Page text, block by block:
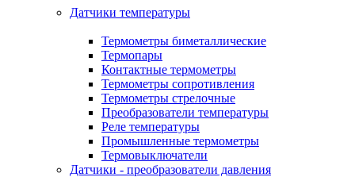
Датчики температуры
Термометры биметаллические
Термопары
Контактные термометры
Термометры сопротивления
Термометры стрелочные
Преобразователи температуры
Реле температуры
Промышленные термометры
Термовыключатели
Датчики - преобразователи давления